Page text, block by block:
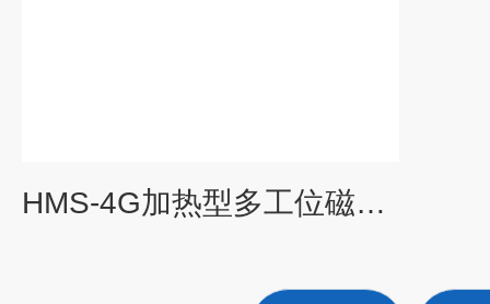
HMS-4G加热型多工位磁力搅拌器沪析